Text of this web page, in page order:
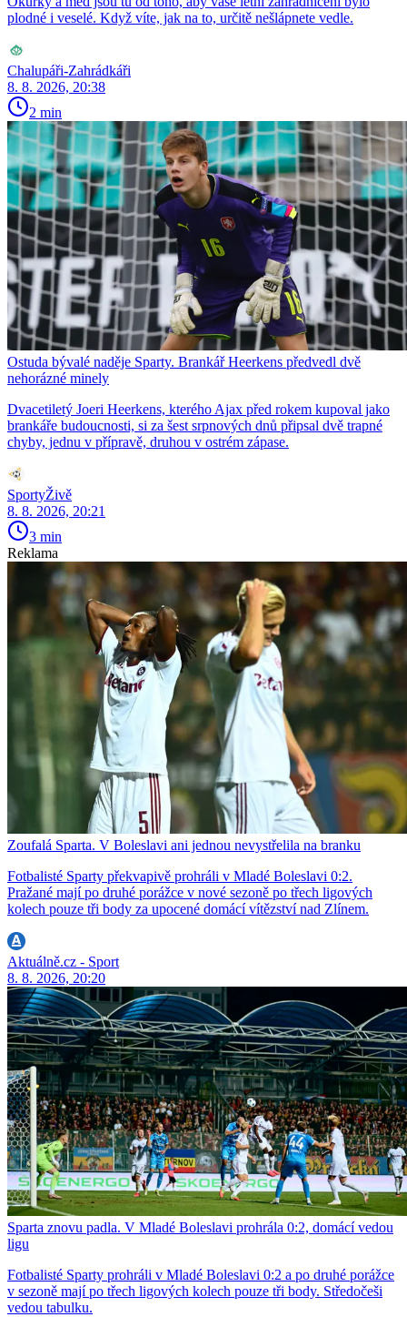
plodné i veselé. Když víte, jak na to, určitě nešlápnete vedle.
Chalupáři-Zahrádkáři
8. 8. 2026, 20:38
2 min
Ostuda bývalé naděje Sparty. Brankář Heerkens předvedl dvě
nehorázné minely
Dvacetiletý Joeri Heerkens, kterého Ajax před rokem kupoval jako
brankáře budoucnosti, si za šest srpnových dnů připsal dvě trapné
chyby, jednu v přípravě, druhou v ostrém zápase.
SportyŽivě
8. 8. 2026, 20:21
3 min
Reklama
Zoufalá Sparta. V Boleslavi ani jednou nevystřelila na branku
Fotbalisté Sparty překvapivě prohráli v Mladé Boleslavi 0:2.
Pražané mají po druhé porážce v nové sezoně po třech ligových
kolech pouze tři body za upocené domácí vítězství nad Zlínem.
Aktuálně.cz - Sport
8. 8. 2026, 20:20
Sparta znovu padla. V Mladé Boleslavi prohrála 0:2, domácí vedou
ligu
Fotbalisté Sparty prohráli v Mladé Boleslavi 0:2 a po druhé porážce
v sezoně mají po třech ligových kolech pouze tři body. Středočeši
vedou tabulku.